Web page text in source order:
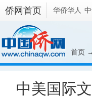
侨网首页 华侨华人
首页 →
中美国际